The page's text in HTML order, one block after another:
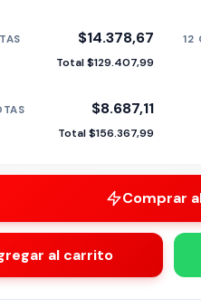
$14.378,67
Total $129.407,99
12
$8.687,11
Total $156.367,99
Comprar
al carrito